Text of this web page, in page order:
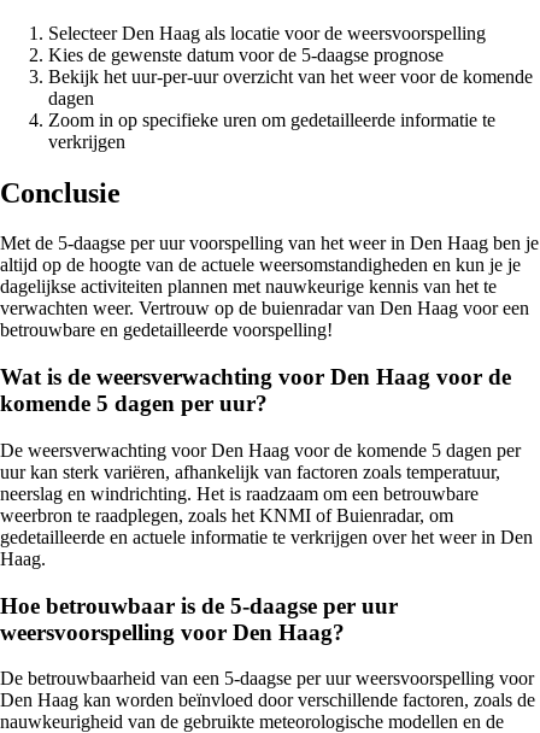
Selecteer Den Haag als locatie voor de weersvoorspelling
Kies de gewenste datum voor de 5-daagse prognose
Bekijk het uur-per-uur overzicht van het weer voor de komende
dagen
Zoom in op specifieke uren om gedetailleerde informatie te
verkrijgen
Conclusie
Met de 5-daagse per uur voorspelling van het weer in Den Haag ben je
altijd op de hoogte van de actuele weersomstandigheden en kun je je
dagelijkse activiteiten plannen met nauwkeurige kennis van het te
verwachten weer. Vertrouw op de buienradar van Den Haag voor een
betrouwbare en gedetailleerde voorspelling!
Wat is de weersverwachting voor Den Haag voor de
komende 5 dagen per uur?
De weersverwachting voor Den Haag voor de komende 5 dagen per
uur kan sterk variëren, afhankelijk van factoren zoals temperatuur,
neerslag en windrichting. Het is raadzaam om een betrouwbare
weerbron te raadplegen, zoals het KNMI of Buienradar, om
gedetailleerde en actuele informatie te verkrijgen over het weer in Den
Haag.
Hoe betrouwbaar is de 5-daagse per uur
weersvoorspelling voor Den Haag?
De betrouwbaarheid van een 5-daagse per uur weersvoorspelling voor
Den Haag kan worden beïnvloed door verschillende factoren, zoals de
nauwkeurigheid van de gebruikte meteorologische modellen en de